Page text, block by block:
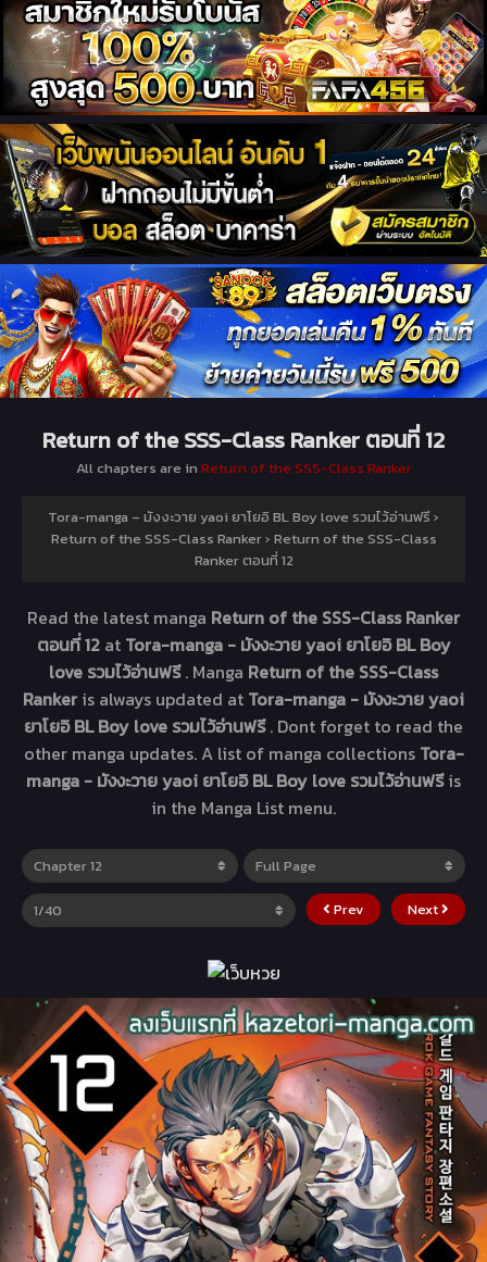
Return of the SSS-Class Ranker ตอนที่ 12
All chapters are in Return of the SSS-Class Ranker
Tora-manga – มังงะวาย yaoi ยาโยอิ BL Boy love รวมไว้อ่านฟรี ›
Return of the SSS-Class Ranker› Return of the SSS-Class
Ranker ตอนที่ 12
Read the latest manga Return of the SSS-Class Ranker
ตอนที่ 12 at Tora-manga - มังงะวาย yaoi ยาโยอิ BL Boy
love รวมไว้อ่านฟรี. Manga Return of the SSS-Class
Ranker is always updated at Tora-manga - มังงะวาย yaoi
ยาโยอิ BL Boy love รวมไว้อ่านฟรี. Dont forget to read the
other manga updates. A list of manga collections Tora-
manga - มังงะวาย yaoi ยาโยอิ BL Boy love รวมไว้อ่านฟรีis
in the Manga List menu.
Prev Next